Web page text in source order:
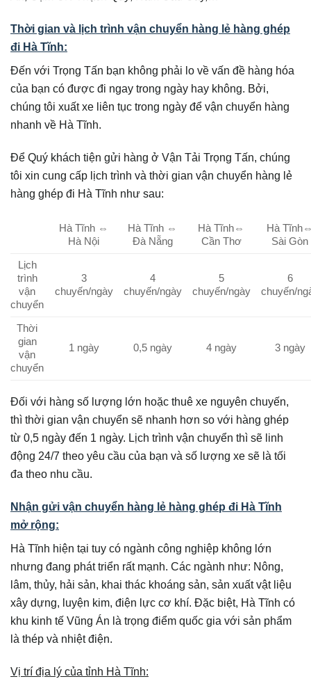
Thời gian và lịch trình vận chuyển hàng lẻ hàng ghép
đi Hà Tĩnh:
Đến với Trọng Tấn bạn không phải lo về vấn đề hàng hóa
của bạn có được đi ngay trong ngày hay không. Bởi,
chúng tôi xuất xe liên tục trong ngày để vận chuyển hàng
nhanh về Hà Tĩnh.
Để Quý khách tiện gửi hàng ở Vận Tải Trọng Tấn, chúng
tôi xin cung cấp lịch trình và thời gian vận chuyển hàng lẻ
hàng ghép đi Hà Tĩnh như sau:
Hà Tĩnh ⇔
Hà Nội
Hà Tĩnh ⇔
Đà Nẵng
Hà Tĩnh⇔
Cần Thơ
Hà
Sài Gòn
Lịch
trình
vận
chuyển
3
chuyến/ngày
4
chuyến/ngày
5
chuyến/ngày
6
chuyến/
Thời
gian
vận
chuyển
1 ngày 0,5 ngày 4 ngày 3 ngày
Đối với hàng số lượng lớn hoặc thuê xe nguyên chuyến,
thì thời gian vận chuyển sẽ nhanh hơn so với hàng ghép
từ 0,5 ngày đến 1 ngày. Lịch trình vận chuyển thì sẽ linh
động 24/7 theo yêu cầu của bạn và số lượng xe sẽ là tối
đa theo nhu cầu.
Nhận gửi vận chuyển hàng lẻ hàng ghép đi Hà Tĩnh
mở rộng:
Hà Tĩnh hiện tại tuy có ngành công nghiệp không lớn
nhưng đang phát triển rất mạnh. Các ngành như: Nông,
lâm, thủy, hải sản, khai thác khoáng sản, sản xuất vật liệu
xây dựng, luyện kim, điện lực cơ khí. Đặc biệt, Hà Tĩnh có
khu kinh tế Vũng Án là trọng điểm quốc gia với sản phẩm
là thép và nhiệt điện.
Vị trí địa lý của tỉnh Hà Tĩnh: